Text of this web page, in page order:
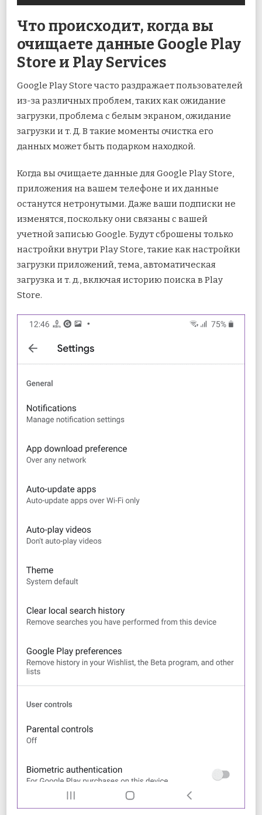
Что происходит, когда вы
очищаете данные Google Play
Store и Play Services
Google Play Store часто раздражает пользователей
из-за различных проблем, таких как ожидание
загрузки, проблема с белым экраном, ожидание
загрузки и т. Д. В такие моменты очистка его
данных может быть подарком находкой.
Когда вы очищаете данные для Google Play Store,
приложения на вашем телефоне и их данные
останутся нетронутыми. Даже ваши подписки не
изменятся, поскольку они связаны с вашей
учетной записью Google. Будут сброшены только
настройки внутри Play Store, такие как настройки
загрузки приложений, тема, автоматическая
загрузка и т. д., включая историю поиска в Play
Store.